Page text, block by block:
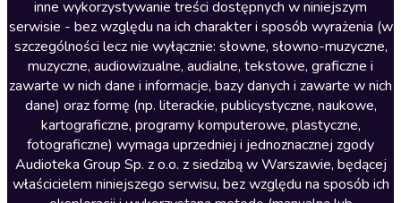
Literatura faktu
Literatura obyczajowa
Literatura piękna obca
Literatura piękna polska
Nagrania relaksacyjne
Nauka języków
inne wykorzystywanie treści dostępnych w niniejszym
serwisie - bez względu na ich charakter i sposób wyrażenia (w
szczególności lecz nie wyłącznie: słowne, słowno-muzyczne,
muzyczne, audiowizualne, audialne, tekstowe, graficzne i
zawarte w nich dane i informacje, bazy danych i zawarte w nich
dane) oraz formę (np. literackie, publicystyczne, naukowe,
kartograficzne, programy komputerowe, plastyczne,
fotograficzne) wymaga uprzedniej i jednoznacznej zgody
Audioteka Group Sp. z o.o. z siedzibą w Warszawie, będącej
właścicielem niniejszego serwisu, bez względu na sposób ich